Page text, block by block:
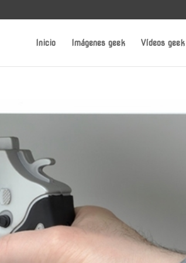
Inicio Imágenes geek Vídeos geek